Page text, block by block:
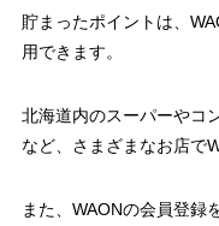
貯まったポイントは、
用できます。
北海道内のスーパーやコ
など、さまざまなお店で
また、WAONの会員登録